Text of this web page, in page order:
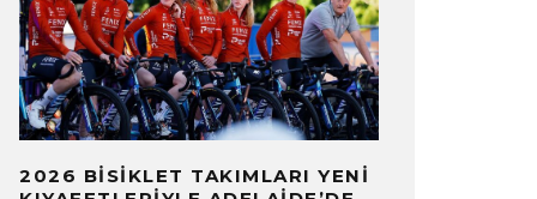
2026 BISIKLET TAKIMLARI YENI